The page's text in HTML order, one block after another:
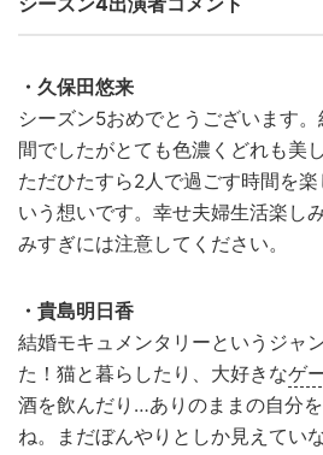
・久保田悠来
シーズン5おめでとうございます
間でしたがとても色濃くどれも美
ただひたすら2人で過ごす時間を
いう想いです。幸せ夫婦生活楽し
みすぎには注意してください。
・貴島明日香
結婚モキュメンタリーというジャ
た！猫と暮らしたり、大好きなゲ
酒を飲んだり…ありのままの自分
ね。まだぼんやりとしか見えてい